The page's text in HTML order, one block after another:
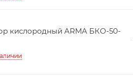
кислородный ARMA БКО-50-